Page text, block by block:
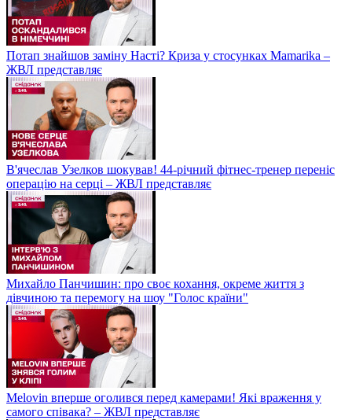
Потап знайшов заміну Насті? Криза у стосунках Mamarika –
ЖВЛ представляє
В'ячеслав Узелков шокував! 44-річний фітнес-тренер переніс
операцію на серці – ЖВЛ представляє
Михайло Панчишин: про своє кохання, окреме життя з
дівчиною та перемогу на шоу "Голос країни"
Melovin вперше оголився перед камерами! Які враження у
самого співака? – ЖВЛ представляє